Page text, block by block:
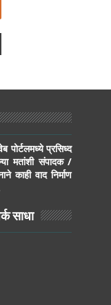
प्रसिध्द
मतांशी संपादक /
वाद निर्माण
साधा